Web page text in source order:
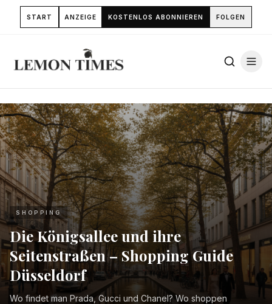
START ANZEIGE KOSTENLOS ABONNIEREN FOLGEN
SHOPPING
Die Königsallee und ihre
Seitenstraßen – Shopping Guide
Düsseldorf
Wo findet man Prada, Gucci und Chanel? Wo shoppen